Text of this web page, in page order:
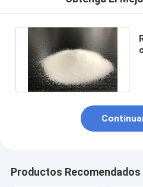
Productos Recomendados